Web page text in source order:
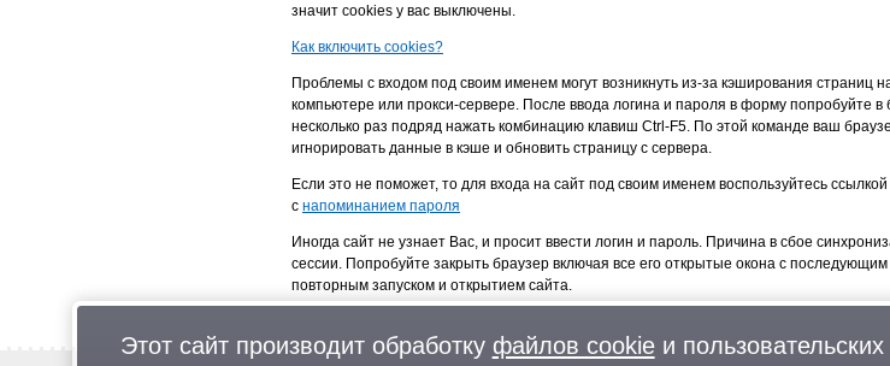
значит cookies у вас выключены.
Как включить cookies?
Проблемы с входом под своим именем могут возникнуть из-за кэширования страниц
компьютере или прокси-сервере. После ввода логина и пароля в форму попробуйте в
несколько раз подряд нажать комбинацию клавиш Ctrl-F5. По этой команде ваш
игнорировать данные в кэше и обновить страницу с сервера.
Если это не поможет, то для входа на сайт под своим именем воспользуйтесь ссылкой
с напоминанием пароля
Иногда сайт не узнает Вас, и просит ввести логин и пароль. Причина в сбое
сессии. Попробуйте закрыть браузер включая все его открытые окона с последующим
повторным запуском и открытием сайта.
Этот сайт производит обработку файлов cookieи